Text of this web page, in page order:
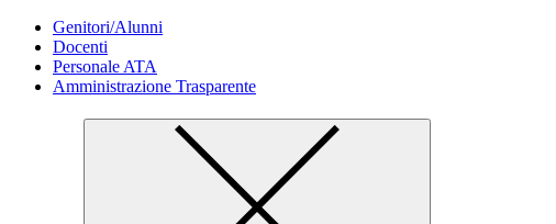
Genitori/Alunni
Docenti
Personale ATA
Amministrazione Trasparente